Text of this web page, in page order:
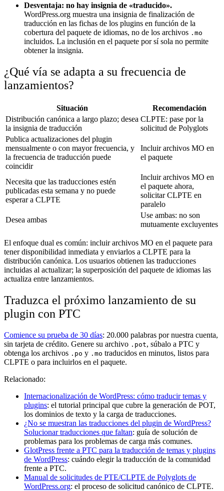
Desventaja: no hay insignia de «traducido».
WordPress.org muestra una insignia de finalización de
traducción en las fichas de los plugins en función de la
cobertura del paquete de idiomas, no de los archivos .mo
incluidos. La inclusión en el paquete por sí sola no permite
obtener la insignia.
¿Qué vía se adapta a su frecuencia de
lanzamientos?
Situación
Recomendación
Distribución canónica a largo plazo; desea
la insignia de traducción
CLPTE: pase por la
solicitud de Polyglots
Publica actualizaciones del plugin
mensualmente o con mayor frecuencia, y
la frecuencia de traducción puede
coincidir
Incluir archivos MO en
el paquete
Necesita que las traducciones estén
publicadas esta semana y no puede
esperar a CLPTE
Incluir archivos MO en
el paquete ahora,
solicitar CLPTE en
paralelo
Desea ambas
Use ambas: no son
mutuamente excluyentes
El enfoque dual es común: incluir archivos MO en el paquete para
tener disponibilidad inmediata y enviarlos a CLPTE para la
distribución canónica. Los usuarios obtienen las traducciones
incluidas al actualizar; la superposición del paquete de idiomas las
actualiza entre lanzamientos.
Traduzca el próximo lanzamiento de su
plugin con PTC
Comience su prueba de 30 días: 20.000 palabras por nuestra cuenta,
sin tarjeta de crédito. Genere su archivo .pot, súbalo a PTC y
obtenga los archivos .po y .mo traducidos en minutos, listos para
CLPTE o para incluirlos en el paquete.
Relacionado:
Internacionalización de WordPress: cómo traducir temas y
plugins: el tutorial principal que cubre la generación de POT,
los dominios de texto y la carga de traducciones.
¿No se muestran las traducciones del plugin de WordPress?
Solucionar traducciones que faltan: guía de solución de
problemas para los problemas de carga más comunes.
GlotPress frente a PTC para la traducción de temas y plugins
de WordPress: cuándo elegir la traducción de la comunidad
frente a PTC.
Manual de solicitudes de PTE/CLPTE de Polyglots de
WordPress.org: el proceso de solicitud canónico de CLPTE.